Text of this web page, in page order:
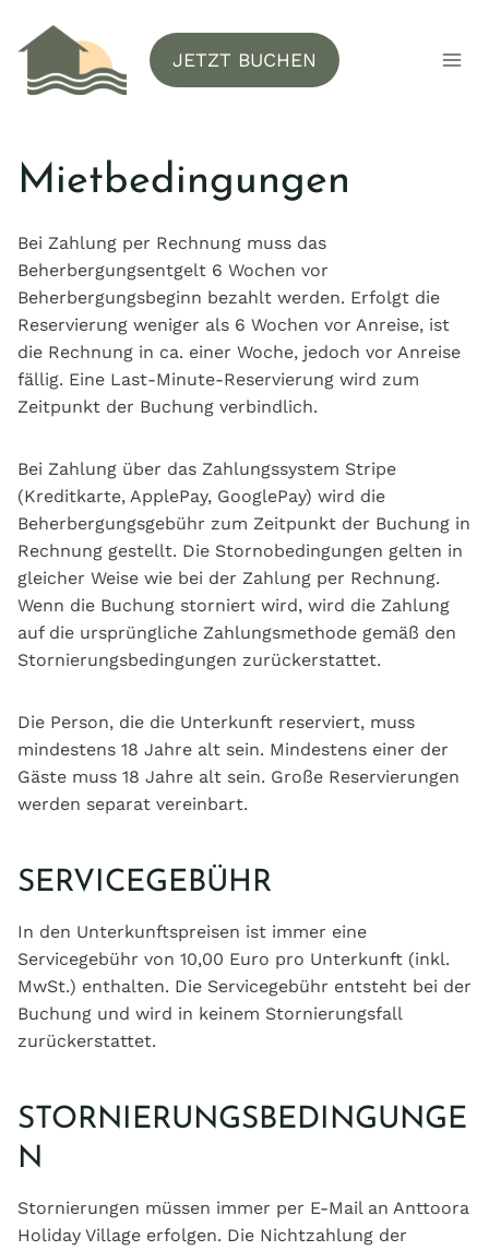
Inhalt
JETZT BUCHEN
Mietbedingungen
Bei Zahlung per Rechnung muss das
Beherbergungsentgelt 6 Wochen vor
Beherbergungsbeginn bezahlt werden. Erfolgt die
Reservierung weniger als 6 Wochen vor Anreise, ist
die Rechnung in ca. einer Woche, jedoch vor Anreise
fällig. Eine Last-Minute-Reservierung wird zum
Zeitpunkt der Buchung verbindlich.
Bei Zahlung über das Zahlungssystem Stripe
(Kreditkarte, ApplePay, GooglePay) wird die
Beherbergungsgebühr zum Zeitpunkt der Buchung in
Rechnung gestellt. Die Stornobedingungen gelten in
gleicher Weise wie bei der Zahlung per Rechnung.
Wenn die Buchung storniert wird, wird die Zahlung
auf die ursprüngliche Zahlungsmethode gemäß den
Stornierungsbedingungen zurückerstattet.
Die Person, die die Unterkunft reserviert, muss
mindestens 18 Jahre alt sein. Mindestens einer der
Gäste muss 18 Jahre alt sein. Große Reservierungen
werden separat vereinbart.
SERVICEGEBÜHR
In den Unterkunftspreisen ist immer eine
Servicegebühr von 10,00 Euro pro Unterkunft (inkl.
MwSt.) enthalten. Die Servicegebühr entsteht bei der
Buchung und wird in keinem Stornierungsfall
zurückerstattet.
STORNIERUNGSBEDINGUNGE
N
Stornierungen müssen immer per E-Mail an Anttoora
Holiday Village erfolgen. Die Nichtzahlung der